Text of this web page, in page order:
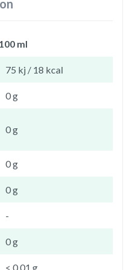
ml
75 kj / 18 kcal
0 g
0 g
0 g
0 g
-
0 g
< 0,01 g